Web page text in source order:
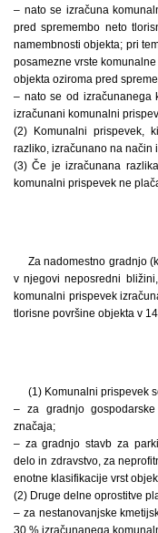
– nato se izračuna
pred spremembo neto
namembnosti objekta; pri
posamezne vrste
objekta oziroma pred
– nato se od izračunanega
izračunani komunalni
(2) Komunalni prispevek,
razliko, izračunano na način
(3) Če je izračunana
komunalni prispevek ne
Za nadomestno gradnjo
v njegovi neposredni
komunalni prispevek
tlorisne površine objekta v
(1) Komunalni prispevek
– za gradnjo
značaja;
– za gradnjo stavb za
delo in zdravstvo, za
enotne klasifikacije vrst
(2) Druge delne oprostitve
– za nestanovanjske
30 % izračunanega